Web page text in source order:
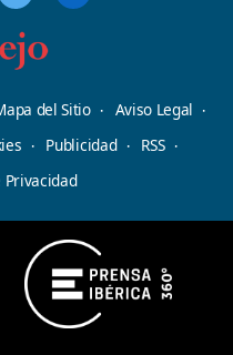
del Sitio
Aviso Legal
Publicidad
RSS
Privacidad